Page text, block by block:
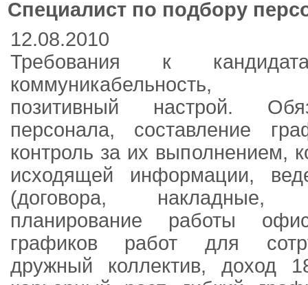
Специалист по подбору
12.08.2010
Требования к
коммуникабельность,
позитивный настрой.
персонала, составление
контроль за их выполнением,
исходящей информации,
(договора, накладные,
планирование работы
графиков работ для
дружный коллектив, доход